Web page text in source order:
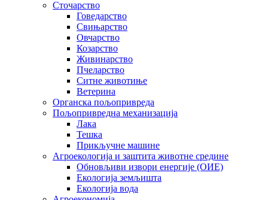
Сточарство
Говедарство
Свињарство
Овчарство
Козарство
Живинарство
Пчеларство
Ситне животиње
Ветерина
Органска пољопривреда
Пољопривредна механизација
Лака
Тешка
Прикључне машине
Агроекологија и заштита животне средине
Обновљиви извори енергије (ОИЕ)
Екологија земљишта
Екологија вода